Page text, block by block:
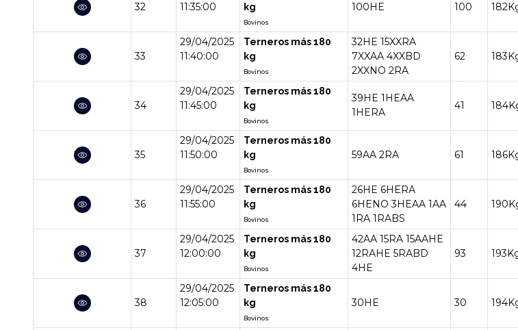
32
11:35:00
kg
Bovinos
100HE 100
33
29/04/2025
11:40:00
Terneros más 180
kg
Bovinos
32HE 15XXRA
7XXAA 4XXBD
2XXNO 2RA
62
34
29/04/2025
11:45:00
Terneros más 180
kg
Bovinos
39HE 1HEAA
1HERA
41
35
29/04/2025
11:50:00
Terneros más 180
kg
Bovinos
59AA 2RA 61
36
29/04/2025
11:55:00
Terneros más 180
kg
Bovinos
26HE 6HERA
6HENO3HEAA 1AA
1RA 1RABS
44
37
29/04/2025
12:00:00
Terneros más 180
kg
Bovinos
42AA 15RA 15AAHE
12RAHE 5RABD
4HE
93
38
29/04/2025
12:05:00
Terneros más 180
kg
Bovinos
30HE 30